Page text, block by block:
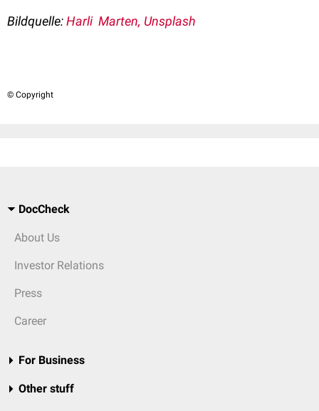
Bildquelle:Harli Marten, Unsplash
© Copyright
DocCheck
About Us
Investor Relations
Press
Career
For Business
Other stuff